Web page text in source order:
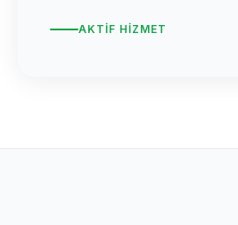
AKTIF HIZMET